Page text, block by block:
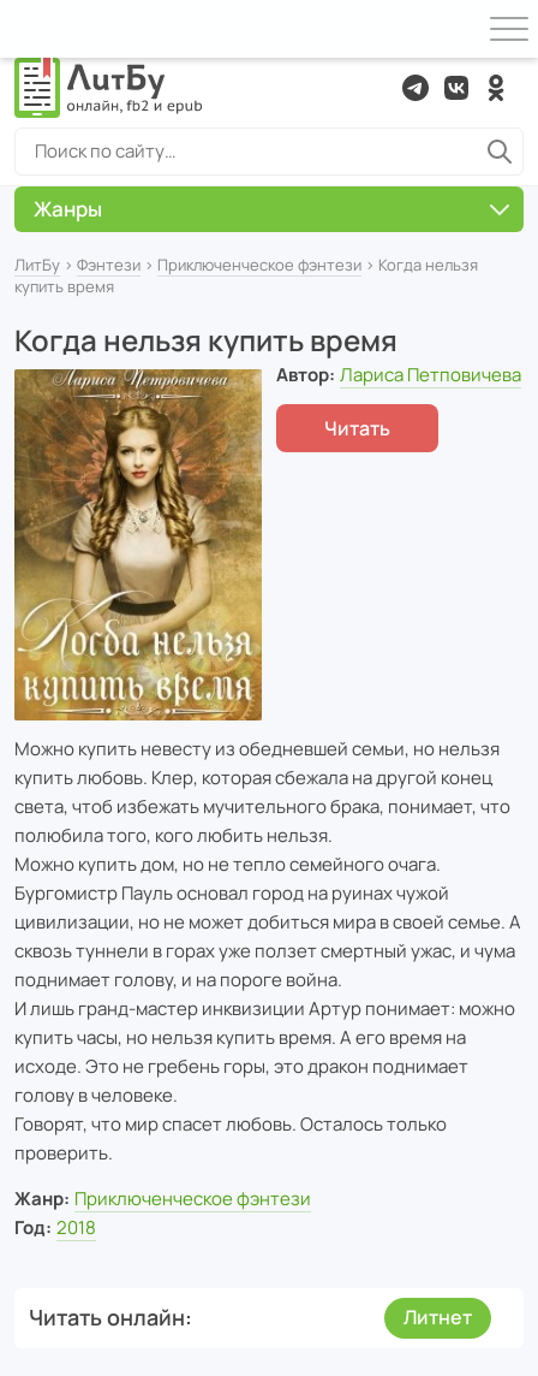
ЛитБу › Фэнтези › Приключенческое фэнтези › Когда нельзя
купить время
Когда нельзя купить время
Автор: Лариса Петповичева
Читать
Можно купить невесту из обедневшей семьи, но нельзя
купить любовь. Клер, которая сбежала на другой конец
света, чтоб избежать мучительного брака, понимает, что
полюбила того, кого любить нельзя.
Можно купить дом, но не тепло семейного очага.
Бургомистр Пауль основал город на руинах чужой
цивилизации, но не может добиться мира в своей семье. А
сквозь туннели в горах уже ползет смертный ужас, и чума
поднимает голову, и на пороге война.
И лишь гранд-мастер инквизиции Артур понимает: можно
купить часы, но нельзя купить время. А его время на
исходе. Это не гребень горы, это дракон поднимает
голову в человеке.
Говорят, что мир спасет любовь. Осталось только
проверить.
Жанр: Приключенческое фэнтези
Год: 2018
Читать онлайн Литнет
Жанры